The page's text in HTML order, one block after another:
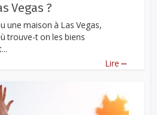
Vegas ?
une maison à Las Vegas,
trouve-t on les biens
Lire ...